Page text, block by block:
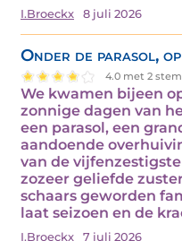
I.Broeckx 8 juli 2026
Onder de parasol,
4.0 met 2
We kwamen bijeen
zonnige dagen van
een parasol, een
aandoende
van de
zozeer geliefde
schaars geworden
laat seizoen en de
I.Broeckx 7 juli 2026